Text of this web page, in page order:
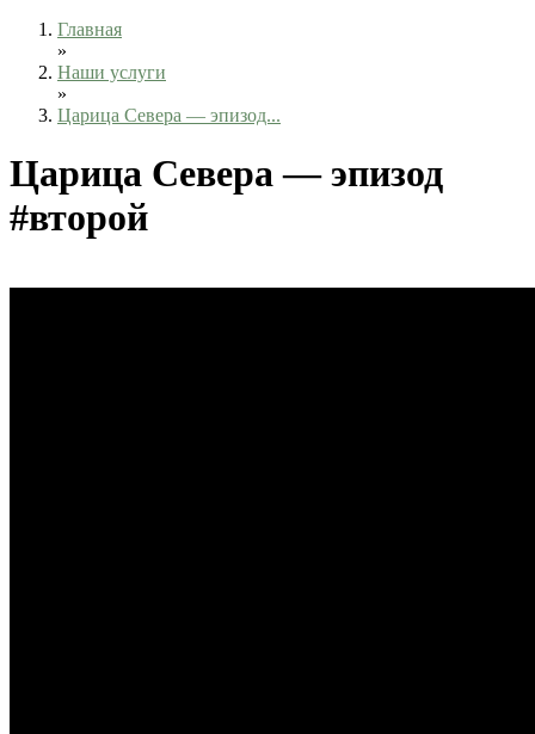
Главная
»
Наши услуги
»
Царица Севера — эпизод...
Царица Севера — эпизод
#второй